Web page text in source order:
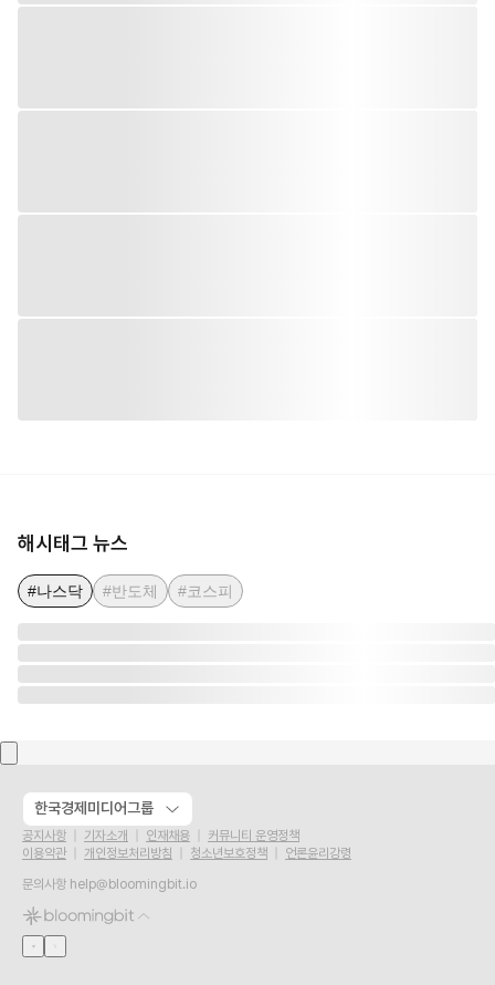
해시태그 뉴스
#나스닥 #반도체 #코스피
한국경제미디어그룹
공지사항 기자소개 인재채용
커뮤니티 운영정책
이용약관
개인정보처리방침 청소년보호정책
언론윤리강령
문의사항 help@bloomingbit.io